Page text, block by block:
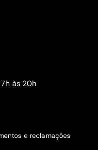
às 20h
e reclamações